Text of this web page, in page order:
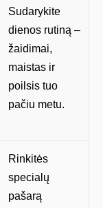
Sudarykite
dienos rutiną –
žaidimai,
maistas ir
poilsis tuo
pačiu metu.
Rinkitės
specialų
pašarą